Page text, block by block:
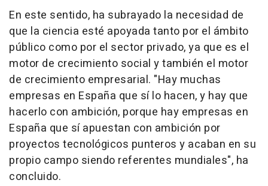
En este sentido, ha subrayado la necesidad de
que la ciencia esté apoyada tanto por el ámbito
público como por el sector privado, ya que es el
motor de crecimiento social y también el motor
de crecimiento empresarial. "Hay muchas
empresas en España que sí lo hacen, y hay que
hacerlo con ambición, porque hay empresas en
España que sí apuestan con ambición por
proyectos tecnológicos punteros y acaban en su
propio campo siendo referentes mundiales", ha
concluido.